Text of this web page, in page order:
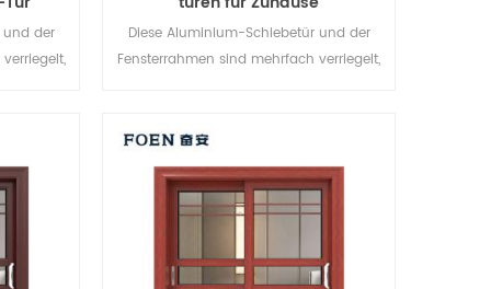
und der
Diese Aluminium-Schiebetür und der
Fensterrahmen sind mehrfach verriegelt,
Verschiedene Türtypen für
unterschiedliche architektonische
Anforderungen.